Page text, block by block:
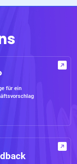
für ein